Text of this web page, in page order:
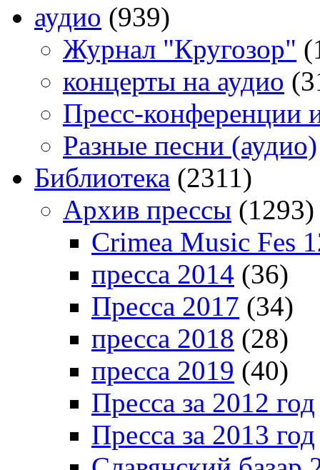
аудио (939)
Журнал "Кругозор"
концерты на аудио
Пресс-конференции
Разные песни (аудио)
Библиотека (2311)
Архив прессы (1293)
Crimea Music Fes
пресса 2014 (36)
Пресса 2017 (34)
пресса 2018 (28)
пресса 2019 (40)
Пресса за 2012 год
Пресса за 2013 год